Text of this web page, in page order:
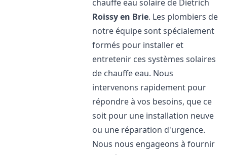
chauffe eau solaire de Dietrich
Roissy en Brie. Les plombiers de
notre équipe sont spécialement
formés pour installer et
entretenir ces systèmes solaires
de chauffe eau. Nous
intervenons rapidement pour
répondre à vos besoins, que ce
soit pour une installation neuve
ou une réparation d'urgence.
Nous nous engageons à fournir